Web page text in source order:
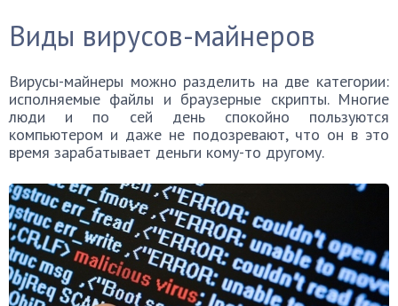
Виды вирусов-майнеров
Вирусы-майнеры можно разделить на две категории:
исполняемые файлы и браузерные скрипты. Многие
люди и по сей день спокойно пользуются
компьютером и даже не подозревают, что он в это
время зарабатывает деньги кому-то другому.